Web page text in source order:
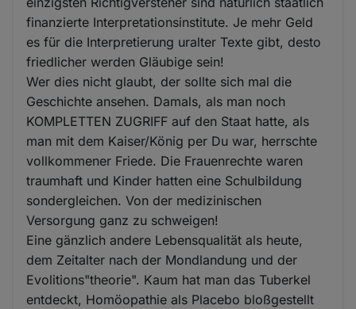
finanzierte Interpretationsinstitute. Je mehr Geld
es für die Interpretierung uralter Texte gibt, desto
friedlicher werden Gläubige sein!
Wer dies nicht glaubt, der sollte sich mal die
Geschichte ansehen. Damals, als man noch
KOMPLETTEN ZUGRIFF auf den Staat hatte, als
man mit dem Kaiser/König per Du war, herrschte
vollkommener Friede. Die Frauenrechte waren
traumhaft und Kinder hatten eine Schulbildung
sondergleichen. Von der medizinischen
Versorgung ganz zu schweigen!
Eine gänzlich andere Lebensqualität als heute,
dem Zeitalter nach der Mondlandung und der
Evolitions"theorie". Kaum hat man das Tuberkel
entdeckt, Homöopathie als Placebo bloßgestellt